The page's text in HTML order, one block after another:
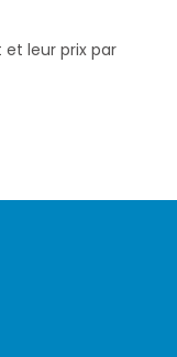
leur prix par